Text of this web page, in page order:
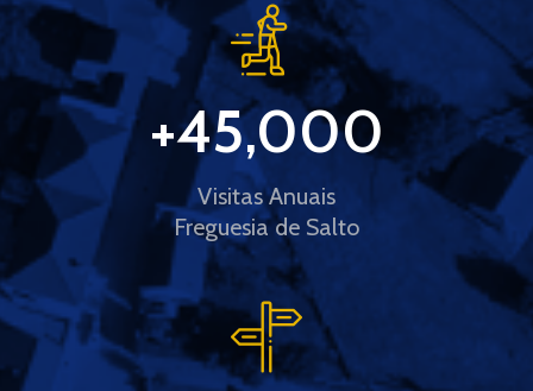
Visitas Anuais
Freguesia de Salto
+45,000